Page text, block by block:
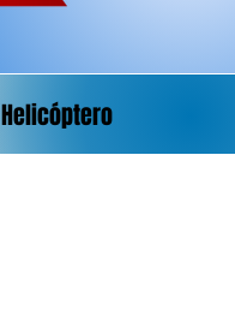
Helicóptero